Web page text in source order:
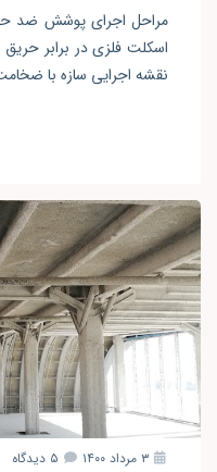
مراحل اجرای پوشش ضد
اسکلت فلزی در برابر
نقشه اجرایی سازه با
۳ مرداد ۱۴۰۰ ۵ دیدگاه